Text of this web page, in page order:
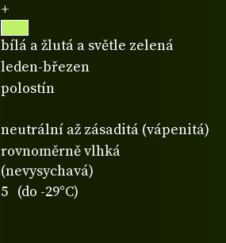
+
bílá a žlutá a světle zelená
leden-březen
polostín
neutrální až zásaditá (vápenitá)
rovnoměrně vlhká
(nevysychavá)
5 (do -29°C)